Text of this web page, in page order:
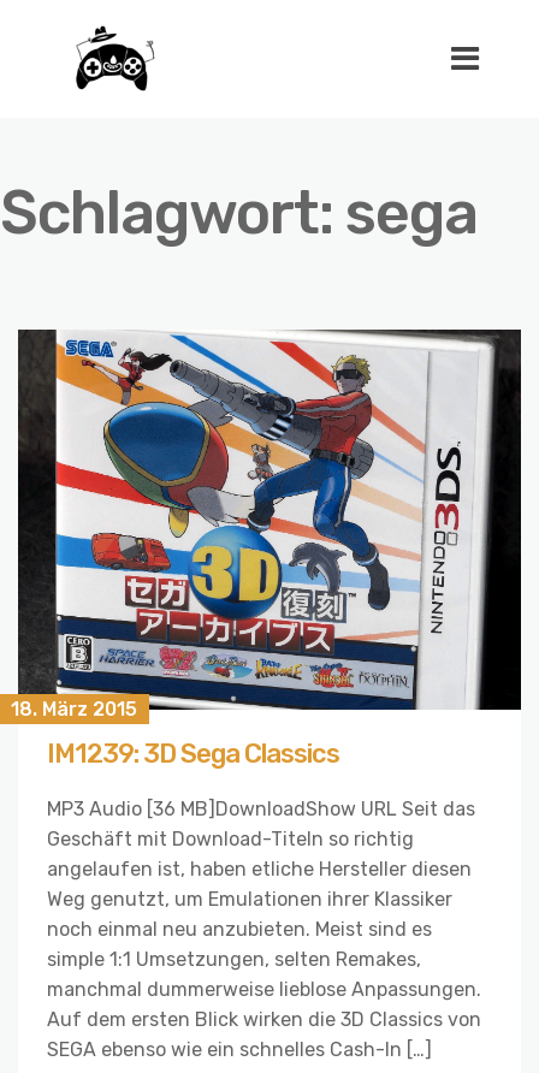
Schlagwort: sega
18. März 2015
IM1239: 3D Sega Classics
MP3 Audio [36 MB]DownloadShow URL Seit das
Geschäft mit Download-Titeln so richtig
angelaufen ist, haben etliche Hersteller diesen
Weg genutzt, um Emulationen ihrer Klassiker
noch einmal neu anzubieten. Meist sind es
simple 1:1 Umsetzungen, selten Remakes,
manchmal dummerweise lieblose Anpassungen.
Auf dem ersten Blick wirken die 3D Classics von
SEGA ebenso wie ein schnelles Cash-In […]